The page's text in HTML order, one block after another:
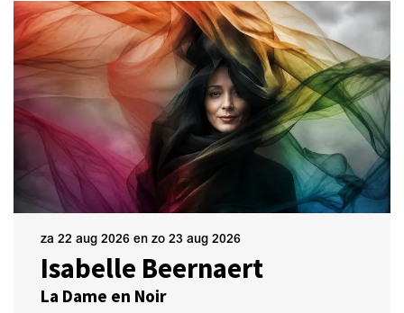
Isabelle Beernaert
La Dame en Noir
za 22 aug 2026 en zo 23 aug 2026